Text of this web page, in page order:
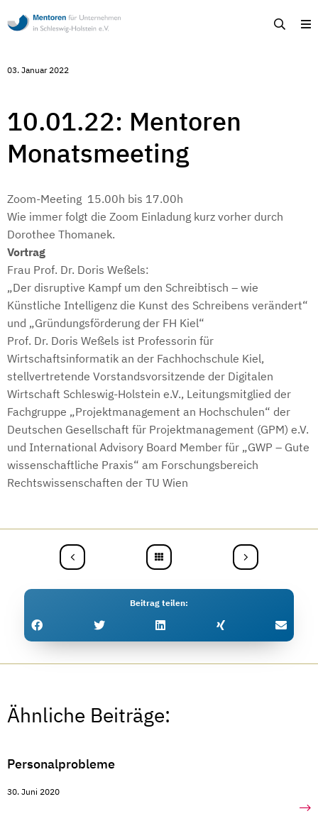
Unternehmensberatung
in
Schleswig-
Holstein
Suche
03. Januar 2022
10.01.22: Mentoren
Monatsmeeting
Zoom-Meeting 15.00h bis 17.00h
Wie immer folgt die Zoom Einladung kurz vorher durch
Dorothee Thomanek.
Vortrag
Frau Prof. Dr. Doris Weßels:
„Der disruptive Kampf um den Schreibtisch – wie
Künstliche Intelligenz die Kunst des Schreibens verändert“
und „Gründungsförderung der FH Kiel“
Prof. Dr. Doris Weßels ist Professorin für
Wirtschaftsinformatik an der Fachhochschule Kiel,
stellvertretende Vorstandsvorsitzende der Digitalen
Wirtschaft Schleswig-Holstein e.V., Leitungsmitglied der
Fachgruppe „Projektmanagement an Hochschulen“ der
Deutschen Gesellschaft für Projektmanagement (GPM) e.V.
und International Advisory Board Member für „GWP – Gute
wissenschaftliche Praxis“ am Forschungsbereich
Rechtswissenschaften der TU Wien
Beitrag teilen
Ähnliche Beiträge:
Personalprobleme
30. Juni 2020